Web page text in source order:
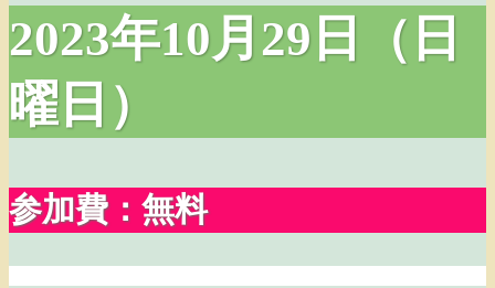
2023年10月29日（日
曜日）
参加費：無料